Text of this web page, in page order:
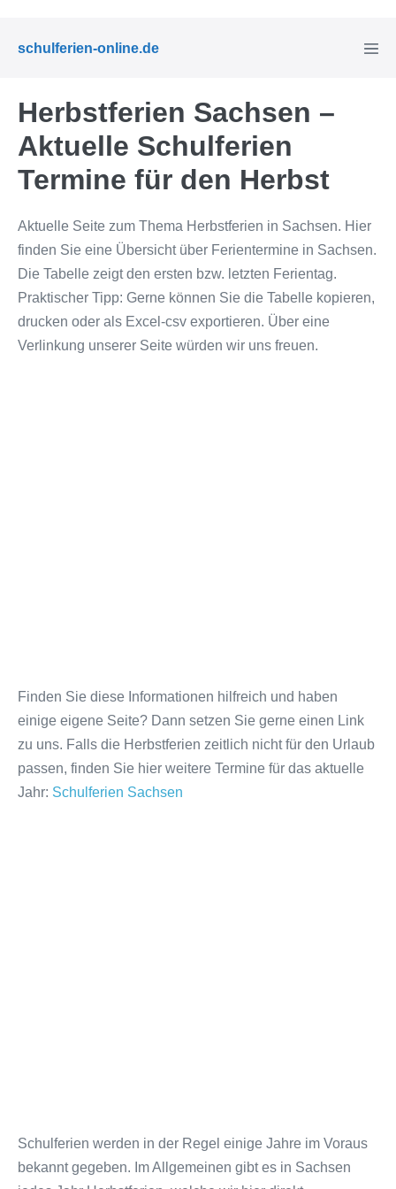
schulferien-online.de
Herbstferien Sachsen –
Aktuelle Schulferien
Termine für den Herbst
Aktuelle Seite zum Thema Herbstferien in Sachsen. Hier
finden Sie eine Übersicht über Ferientermine in Sachsen.
Die Tabelle zeigt den ersten bzw. letzten Ferientag.
Praktischer Tipp: Gerne können Sie die Tabelle kopieren,
drucken oder als Excel-csv exportieren. Über eine
Verlinkung unserer Seite würden wir uns freuen.
Finden Sie diese Informationen hilfreich und haben
einige eigene Seite? Dann setzen Sie gerne einen Link
zu uns. Falls die Herbstferien zeitlich nicht für den Urlaub
passen, finden Sie hier weitere Termine für das aktuelle
Jahr: Schulferien Sachsen
Schulferien werden in der Regel einige Jahre im Voraus
bekannt gegeben. Im Allgemeinen gibt es in Sachsen